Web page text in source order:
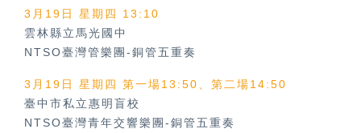
3月19日 星期四 13:10
雲林縣立馬光國中
NTSO臺灣管樂團-銅管五重奏
3月19日 星期四 第一場13:50、第二場14:50
臺中市私立惠明盲校
NTSO臺灣青年交響樂團-銅管五重奏